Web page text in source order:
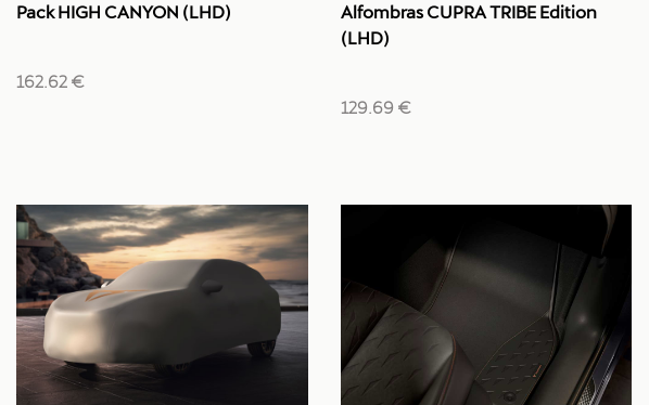
Pack HIGH CANYON (LHD)
162.62 €
Alfombras CUPRA TRIBE Edition
(LHD)
129.69 €